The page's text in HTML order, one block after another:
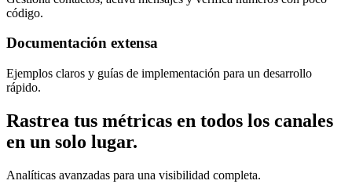
código.
Documentación extensa
Ejemplos claros y guías de implementación para un desarrollo
rápido.
Rastrea tus métricas en todos los canales
en un solo lugar.
Analíticas avanzadas para una visibilidad completa.